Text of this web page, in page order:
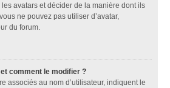
avatars et décider de la manière dont ils
ne pouvez pas utiliser d’avatar,
du forum.
comment le modifier ?
associés au nom d’utilisateur, indiquent le